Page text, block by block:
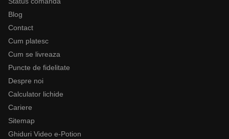
Blog
Contact
Cum platesc
Cum se livreaza
Puncte de fidelitate
Despre noi
Calculator lichide
Cariere
Sitemap
Ghiduri Video e-Potion